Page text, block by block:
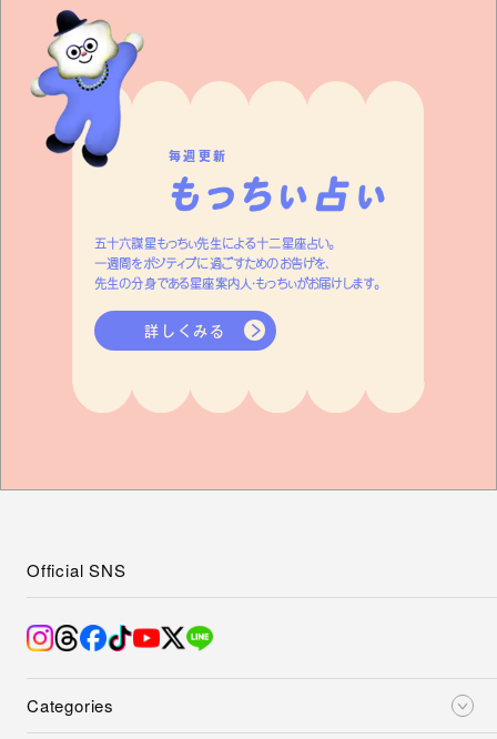
毎週更新
五十六謀星もっちぃ先生による十二星座占い。
一週間をポジティブに過ごすためのお告げを、
先生の分身である星座案内人・もっちぃがお届けします。
詳しくみる
Categories
Official SNS